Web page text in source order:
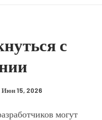
с
Июн 15, 2026
могут